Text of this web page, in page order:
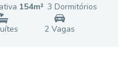
154m² 3 Dormitórios
s 2Vagas